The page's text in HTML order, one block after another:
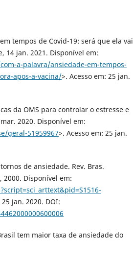
tempos de Covid-19: será que ela vai
14 jan. 2021. Disponível em:
a-palavra/ansiedade-em-tempos-
apos-a-vacina/>. Acesso em: 25 jan.
da OMS para controlar o estresse e
2020. Disponível em:
geral-51959967>. Acesso em: 25 jan.
de ansiedade. Rev. Bras.
2000. Disponível em:
jan. 2020. DOI:
tem maior taxa de ansiedade do